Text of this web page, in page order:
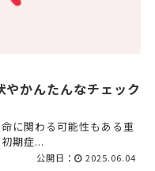
かんたんなチェック
に関わる可能性もある重
期症...
公開日： 2025.06.04